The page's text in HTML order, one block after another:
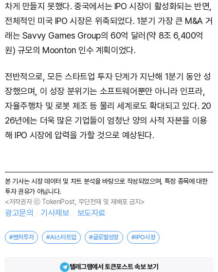
차게 만들지 못했다. 중국에서는 IPO 시장이 활성화되는 반면,
전체적인 미국 IPO 시장은 위축되었다. 1분기 가장 큰 M&A 거
래는 Savvy Games Group의 60억 달러(약 8조 6,400억
원) 규모의 Moonton 인수 계획이었다.
전반적으로, 모든 스타트업 투자 단계가 지난해 1분기 동안 성
장했으며, 이 성장 분위기는 소프트웨어뿐만 아니라 인프라,
자율주행차 및 로봇 제조 등 물리 세계로도 확대되고 있다. 20
26년에는 더욱 많은 기업들이 엄청난 양의 사적 자본을 이용
해 IPO 시장에 압력을 가할 것으로 예상된다.
본 기사는 시장 데이터 및 차트 분석을 바탕으로 작성되었으며, 특정 종목에 대한
투자 권유가 아닙니다.
<저작권자 ⓒ TokenPost, 무단전재 및 재배포 금지>
광고문의 기사제보 보도자료
#벤처투자 #AI스타트업 #글로벌성장 #IPO시장
텔레그램에서 토큰포스트 속보 보기